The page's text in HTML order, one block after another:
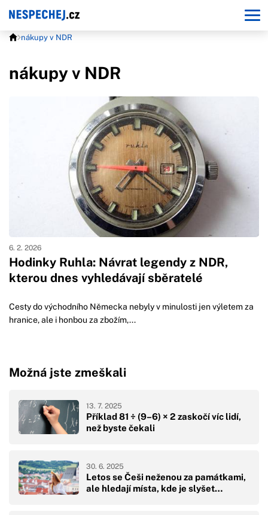
nákupy v NDR
nákupy v NDR
Hodinky Ruhla: Návrat legendy z NDR,
kterou dnes vyhledávají sběratelé
6. 2. 2026
Cesty do východního Německa nebyly v minulosti jen výletem za
hranice, ale i honbou za zbožím,...
Možná jste zmeškali
Příklad 81 ÷ (9–6) × 2 zaskočí víc lidí,
než byste čekali
13. 7. 2025
Letos se Češi neženou za památkami,
ale hledají místa, kde je slyšet…
30. 6. 2025